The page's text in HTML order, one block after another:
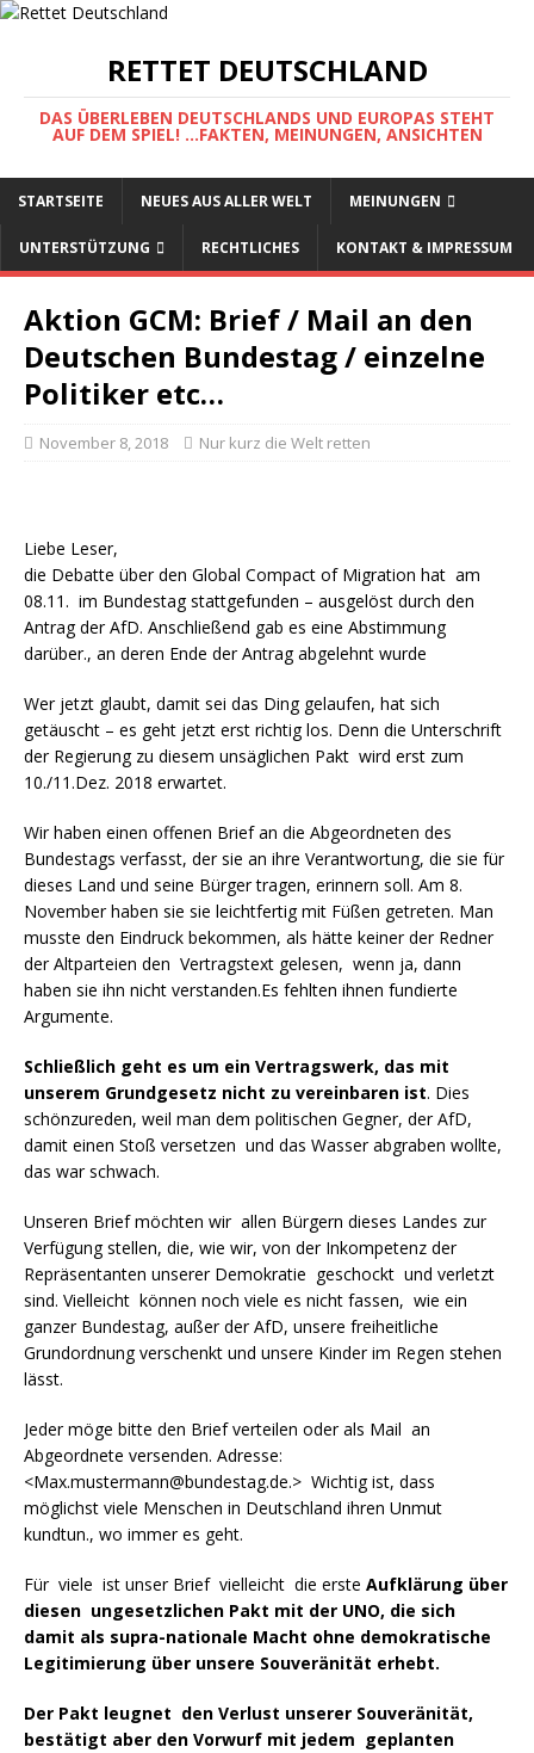
RETTET DEUTSCHLAND
DAS ÜBERLEBEN DEUTSCHLANDS UND EUROPAS STEHT
AUF DEM SPIEL! ...FAKTEN, MEINUNGEN, ANSICHTEN
STARTSEITE NEUES AUS ALLER WELT MEINUNGEN
UNTERSTÜTZUNG RECHTLICHES KONTAKT & IMPRESSUM
Aktion GCM: Brief / Mail an den
Deutschen Bundestag / einzelne
Politiker etc…
November 8, 2018 Nur kurz die Welt retten
Liebe Leser,
die Debatte über den Global Compact of Migration hat am
08.11. im Bundestag stattgefunden – ausgelöst durch den
Antrag der AfD. Anschließend gab es eine Abstimmung
darüber., an deren Ende der Antrag abgelehnt wurde
Wer jetzt glaubt, damit sei das Ding gelaufen, hat sich
getäuscht – es geht jetzt erst richtig los. Denn die Unterschrift
der Regierung zu diesem unsäglichen Pakt wird erst zum
10./11.Dez. 2018 erwartet.
Wir haben einen offenen Brief an die Abgeordneten des
Bundestags verfasst, der sie an ihre Verantwortung, die sie für
dieses Land und seine Bürger tragen, erinnern soll. Am 8.
November haben sie sie leichtfertig mit Füßen getreten. Man
musste den Eindruck bekommen, als hätte keiner der Redner
der Altparteien den Vertragstext gelesen, wenn ja, dann
haben sie ihn nicht verstanden.Es fehlten ihnen fundierte
Argumente.
Schließlich geht es um ein Vertragswerk, das mit
unserem Grundgesetz nicht zu vereinbaren ist. Dies
schönzureden, weil man dem politischen Gegner, der AfD,
damit einen Stoß versetzen und das Wasser abgraben wollte,
das war schwach.
Unseren Brief möchten wir allen Bürgern dieses Landes zur
Verfügung stellen, die, wie wir, von der Inkompetenz der
Repräsentanten unserer Demokratie geschockt und verletzt
sind. Vielleicht können noch viele es nicht fassen, wie ein
ganzer Bundestag, außer der AfD, unsere freiheitliche
Grundordnung verschenkt und unsere Kinder im Regen stehen
lässt.
Jeder möge bitte den Brief verteilen oder als Mail an
Abgeordnete versenden. Adresse:
<Max.mustermann@bundestag.de.> Wichtig ist, dass
möglichst viele Menschen in Deutschland ihren Unmut
kundtun., wo immer es geht.
Für viele ist unser Brief vielleicht die erste Aufklärung über
diesen ungesetzlichen Pakt mit der UNO, die sich
damit als supra-nationale Macht ohne demokratische
Legitimierung über unsere Souveränität erhebt.
Der Pakt leugnet den Verlust unserer Souveränität,
bestätigt aber den Vorwurf mit jedem geplanten